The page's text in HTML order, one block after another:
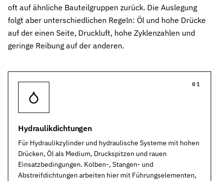
oft auf ähnliche Bauteilgruppen zurück. Die Auslegung
folgt aber unterschiedlichen Regeln: Öl und hohe Drücke
auf der einen Seite, Druckluft, hohe Zyklenzahlen und
geringe Reibung auf der anderen.
01
Hydraulikdichtungen
Für Hydraulikzylinder und hydraulische Systeme mit hohen
Drücken, Öl als Medium, Druckspitzen und rauen
Einsatzbedingungen. Kolben-, Stangen- und
Abstreifdichtungen arbeiten hier mit Führungselementen,